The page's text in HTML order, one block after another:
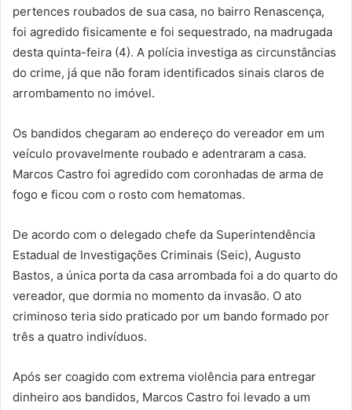
pertences roubados de sua casa, no bairro Renascença,
foi agredido fisicamente e foi sequestrado, na madrugada
desta quinta-feira (4). A polícia investiga as circunstâncias
do crime, já que não foram identificados sinais claros de
arrombamento no imóvel.
Os bandidos chegaram ao endereço do vereador em um
veículo provavelmente roubado e adentraram a casa.
Marcos Castro foi agredido com coronhadas de arma de
fogo e ficou com o rosto com hematomas.
De acordo com o delegado chefe da Superintendência
Estadual de Investigações Criminais (Seic), Augusto
Bastos, a única porta da casa arrombada foi a do quarto do
vereador, que dormia no momento da invasão. O ato
criminoso teria sido praticado por um bando formado por
três a quatro indivíduos.
Após ser coagido com extrema violência para entregar
dinheiro aos bandidos, Marcos Castro foi levado a um